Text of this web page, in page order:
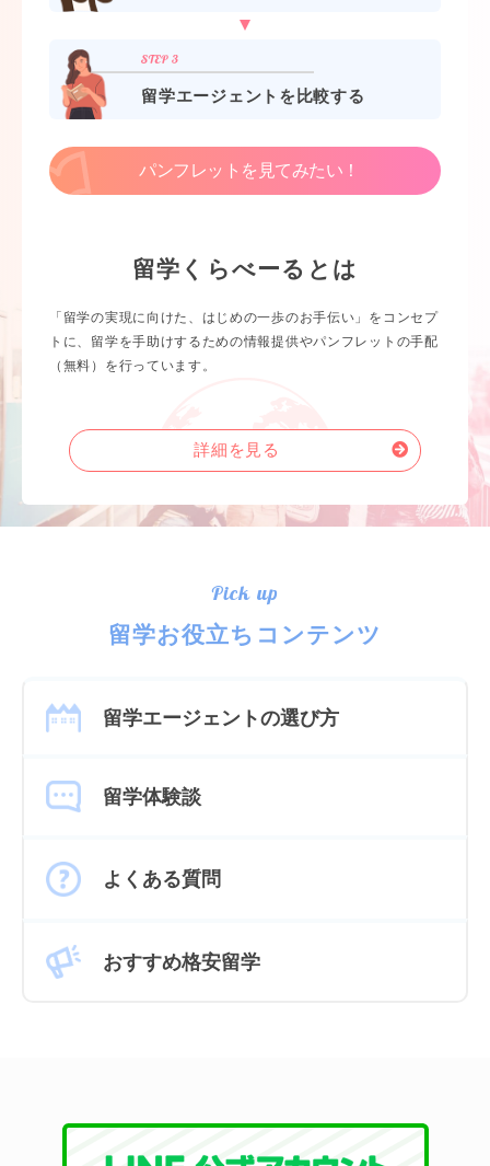
留学エージェントを比較する
パンフレットを見てみたい！
留学くらべーるとは
「留学の実現に向けた、はじめの一歩のお手伝い」をコンセプ
トに、留学を手助けするための情報提供やパンフレットの手配
（無料）を行っています。
詳細を見る
Pick up
留学お役立ちコンテンツ
留学エージェントの選び方
留学体験談
よくある質問
おすすめ格安留学